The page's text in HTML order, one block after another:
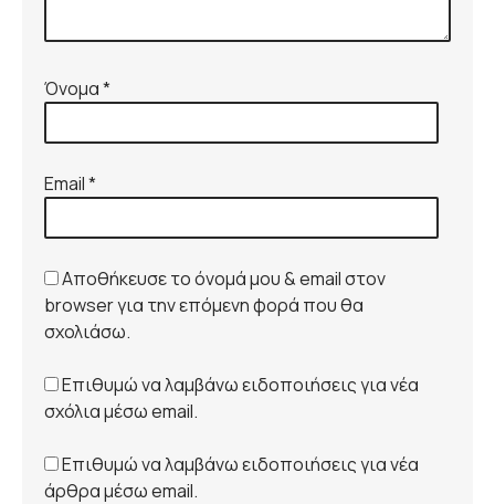
Όνομα*
Email*
Αποθήκευσε το όνομά μου & email στον
browser για την επόμενη φορά που θα
σχολιάσω.
Επιθυμώ να λαμβάνω ειδοποιήσεις για νέα
σχόλια μέσω email.
Επιθυμώ να λαμβάνω ειδοποιήσεις για νέα
άρθρα μέσω email.